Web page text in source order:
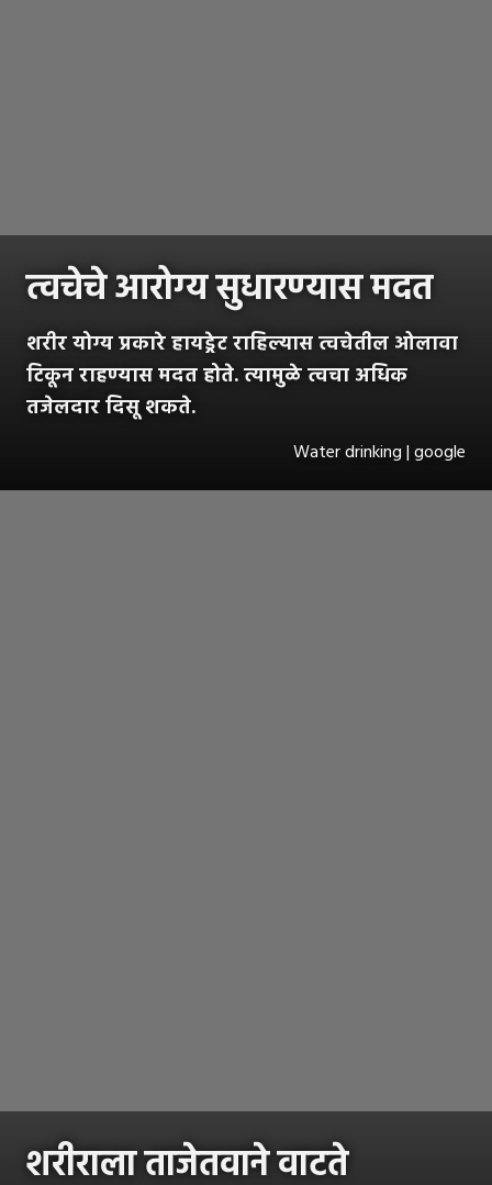
त्वचेचे आरोग्य सुधारण्यास मदत
शरीर योग्य प्रकारे हायड्रेट राहिल्यास त्वचेतील ओलावा
टिकून राहण्यास मदत होते. त्यामुळे त्वचा अधिक
तजेलदार दिसू शकते.
Water drinking | google
शरीराला ताजेतवाने वाटते